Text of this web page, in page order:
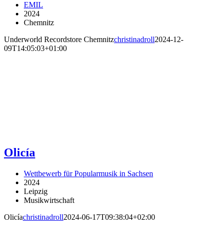
EMIL
2024
Chemnitz
Underworld Recordstore Chemnitzchristinadroll2024-12-
09T14:05:03+01:00
Olicía
Wettbewerb für Popularmusik in Sachsen
2024
Leipzig
Musikwirtschaft
Olicíachristinadroll2024-06-17T09:38:04+02:00